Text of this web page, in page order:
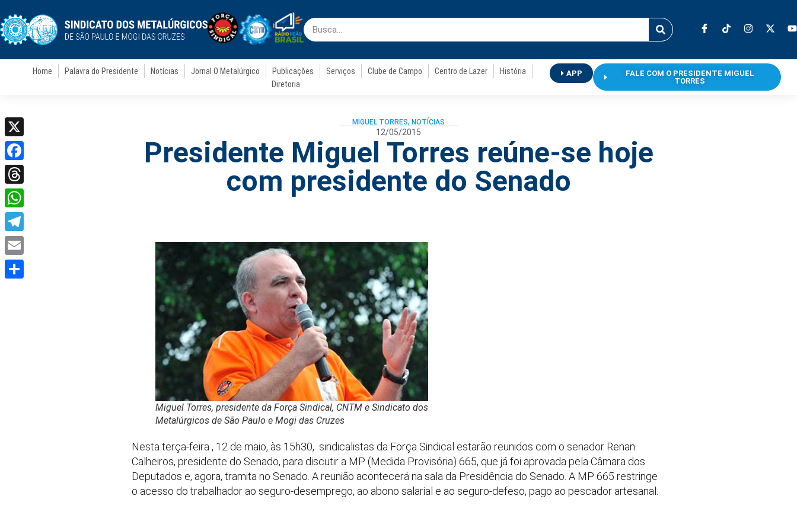
Home Palavra do Presidente Notícias Jornal O Metalúrgico Publicações Serviços Clube de Campo Centro de Lazer
História
Diretoria
APP
FALE COM O PRESIDENTE MIGUEL
TORRES
MIGUEL TORRES, NOTÍCIAS
12/05/2015
Presidente Miguel Torres reúne-se hoje
com presidente do Senado
Miguel Torres, presidente da Força Sindical, CNTM e Sindicato dos
Metalúrgicos de São Paulo e Mogi das Cruzes
Nesta terça-feira , 12 de maio, às 15h30, sindicalistas da Força Sindical estarão reunidos com o senador Renan
Calheiros, presidente do Senado, para discutir a MP (Medida Provisória) 665, que já foi aprovada pela Câmara dos
Deputados e, agora, tramita no Senado. A reunião acontecerá na sala da Presidência do Senado. A MP 665 restringe
o acesso do trabalhador ao seguro-desemprego, ao abono salarial e ao seguro-defeso, pago ao pescador artesanal.
X
Facebook
Threads
WhatsApp
Telegram
Email